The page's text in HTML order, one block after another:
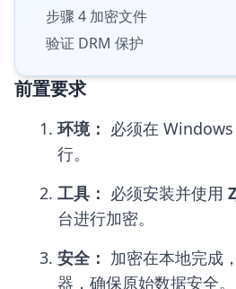
步骤 4 加密文件
验证 DRM 保护
前置要求
环境： 必须在
行。
工具： 必须安装并使用
台进行加密。
安全： 加密在本地完成
器，确保原始数据安全。